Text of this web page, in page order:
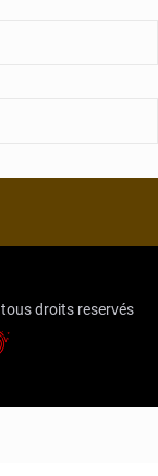
tous droits reservés